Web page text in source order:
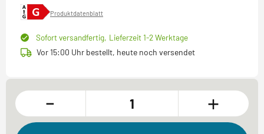
Produktdatenblatt
Sofort versandfertig, Lieferzeit 1-2 Werktage
Vor 15:00 Uhr bestellt, heute noch versendet
- +